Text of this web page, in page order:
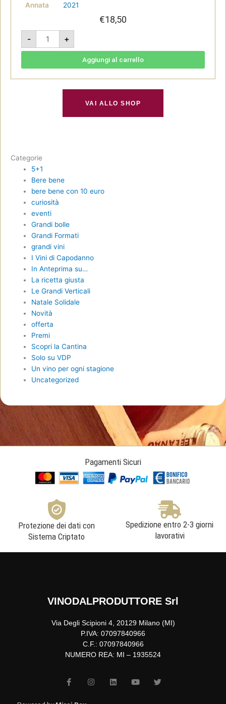
Annata
2021
€18,50
-
Bonarda
Seleccion
de
Medrano
Hijo
+
Aggiungi al carrello
VAI ALLO SHOP
Categorie
5+1
Bere bene
bere bene con 10 euro
curiosità
eventi
Grandi bolle
Grandi Formati
grandi vini
I Vini di Capodanno
In Anteprima su…
La ricetta giusta
Le Grandi Verticali
Natale Solidale
Novità
offerta
Premi
Scopri la Cantina
Solo su VDP
Un vino per ogni stagione
Uncategorized
Pagamenti Sicuri
Protezione dei dati con
Sistema Criptato
Spedizione entro 2-3 giorni
lavorativi
VINODALPRODUTTORE Srl
Via Degli Scipioni 4, 20129 Milano (MI)
P.IVA: 07097840966
C.F.: 07097840966
NUMERO REA: MI – 1935524
a
c
n
s
i
n
o w
i